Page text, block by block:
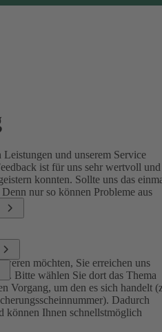
und unserem Service
ist für uns sehr wertvoll und
konnten. Sollte uns das
nur so können Probleme aus
möchten, Sie erreichen uns
. Bitte wählen Sie dort das Thema
Vorgang, um den es sich handelt
Dadurch
können Ihnen schnellstmöglich